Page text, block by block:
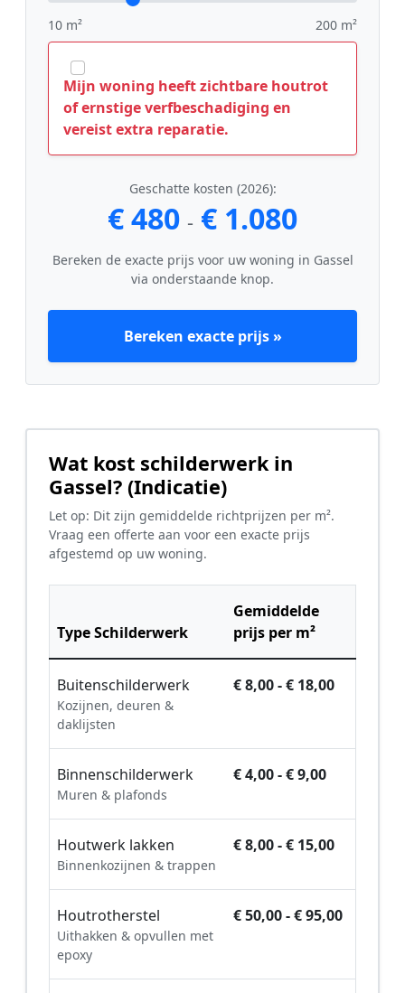
10 m² 200 m²
Mijn woning heeft zichtbare houtrot
of ernstige verfbeschadiging en
vereist extra reparatie.
Geschatte kosten (2026):
€ 480 - € 1.080
Bereken de exacte prijs voor uw woning in Gassel
via onderstaande knop.
Bereken exacte prijs »
Wat kost schilderwerk in
Gassel? (Indicatie)
Let op: Dit zijn gemiddelde richtprijzen per m².
Vraag een offerte aan voor een exacte prijs
afgestemd op uw woning.
Type Schilderwerk
Gemiddelde
prijs per m²
Buitenschilderwerk
Kozijnen, deuren &
daklijsten
€ 8,00 - € 18,00
Binnenschilderwerk
Muren & plafonds
€ 4,00 - € 9,00
Houtwerk lakken
Binnenkozijnen & trappen
€ 8,00 - € 15,00
Houtrotherstel
Uithakken & opvullen met
epoxy
€ 50,00 - € 95,00